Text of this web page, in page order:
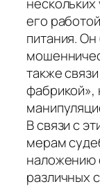
его
питания.
также
фабрикой»,
В связи с
мерам
наложению
различных